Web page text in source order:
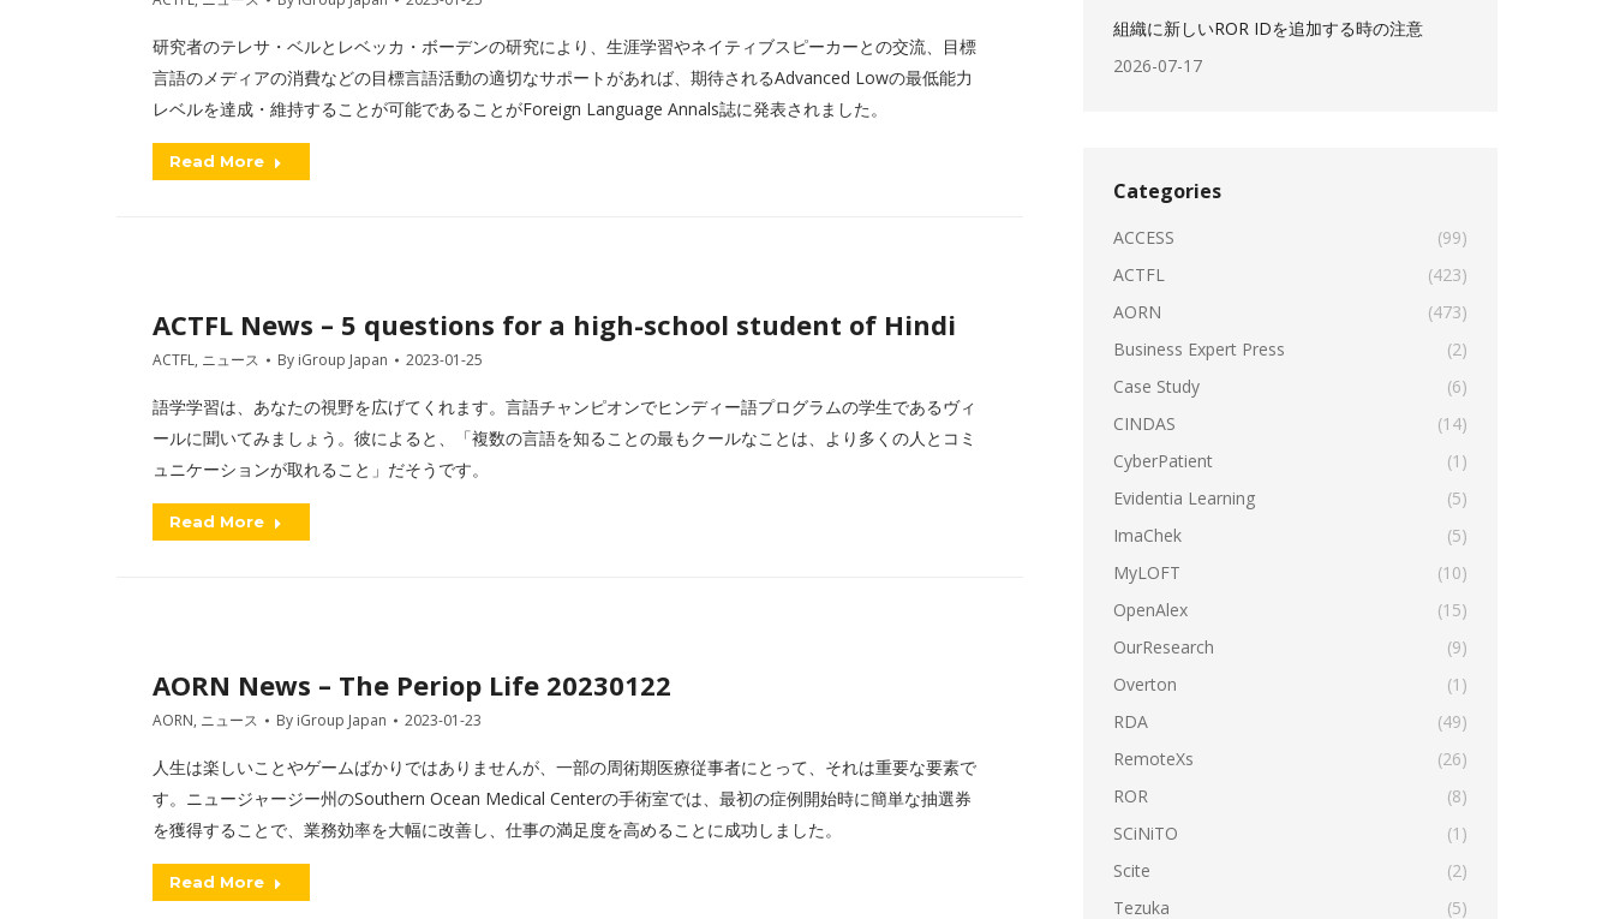
研究者のテレサ・ベルとレベッカ・ボーデンの研究により、生涯学習やネイティブスピーカーとの交流、目標
言語のメディアの消費などの目標言語活動の適切なサポートがあれば、期待されるAdvanced Lowの最低能力
レベルを達成・維持することが可能であることがForeign Language Annals誌に発表されました。
Read More
ACTFL News – 5 questions for a high-school student of Hindi
ACTFL, ニュース By iGroup Japan 2023-01-25
語学学習は、あなたの視野を広げてくれます。言語チャンピオンでヒンディー語プログラムの学生であるヴィ
ールに聞いてみましょう。彼によると、「複数の言語を知ることの最もクールなことは、より多くの人とコミ
ュニケーションが取れること」だそうです。
Read More
AORN News – The Periop Life 20230122
AORN, ニュース By iGroup Japan 2023-01-23
人生は楽しいことやゲームばかりではありませんが、一部の周術期医療従事者にとって、それは重要な要素で
す。ニュージャージー州のSouthern Ocean Medical Centerの手術室では、最初の症例開始時に簡単な抽選券
を獲得することで、業務効率を大幅に改善し、仕事の満足度を高めることに成功しました。
Read More
組織に新しいROR IDを追加する時の注意
2026-07-17
Categories
ACCESS
(99)
ACTFL
(423)
AORN
(473)
Business Expert Press
(2)
Case Study
(6)
CINDAS
(14)
CyberPatient
(1)
Evidentia Learning
(5)
ImaChek
(5)
MyLOFT
(10)
OpenAlex
(15)
OurResearch
(9)
Overton
(1)
RDA
(49)
RemoteXs
(26)
ROR
(8)
SCiNiTO
(1)
Scite
(2)
Tezuka
(5)